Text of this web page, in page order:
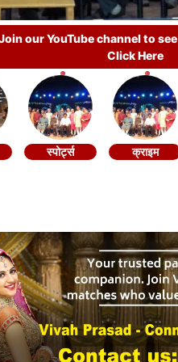
our YouTube channel to
Click Here
स्पोर्ट्स क्राइम